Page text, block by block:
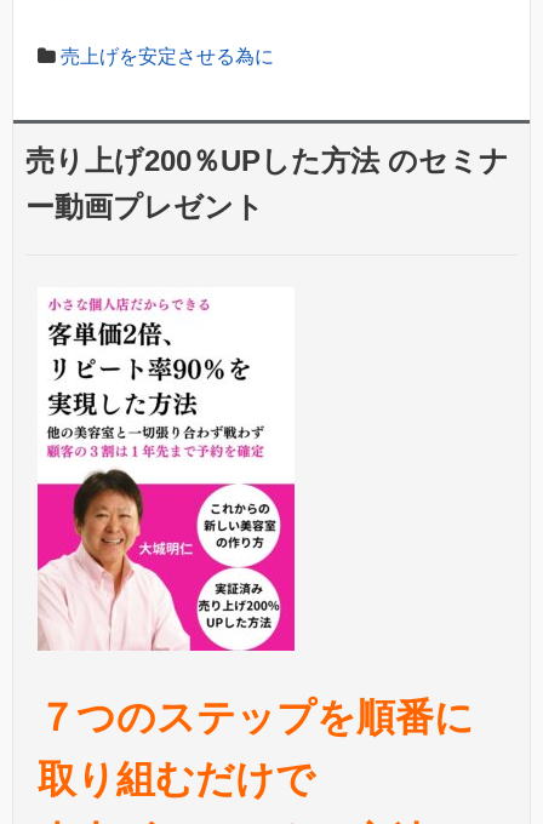
売上げを安定させる為に
売り上げ200％UPした方法 のセミナ
ー動画プレゼント
７つのステップを順番に
取り組むだけで